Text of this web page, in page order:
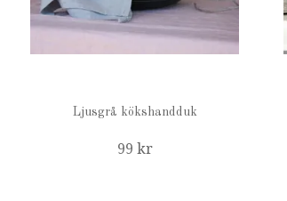
Ljusgrå kökshandduk
99 kr